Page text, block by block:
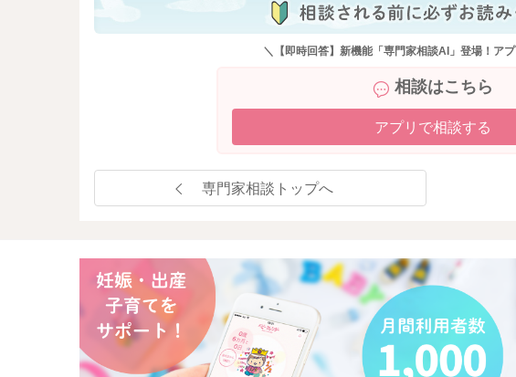
＼【即時回答】新機能「専門家相談AI」登場！ア
相談はこちら
アプリで相談する
専門家相談トップへ